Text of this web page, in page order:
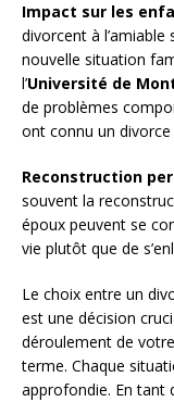
Impact sur les
divorcent à l’amiable
nouvelle situation
l’Université de
de problèmes
ont connu un
Reconstruction
souvent la
époux peuvent se
vie plutôt que de
Le choix entre un
est une décision
déroulement de
terme. Chaque
approfondie. En tant